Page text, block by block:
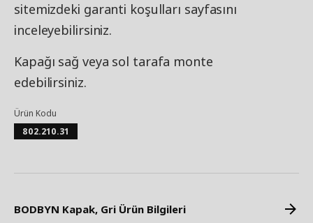
sitemizdeki garanti koşulları sayfasını
inceleyebilirsiniz.
Kapağı sağ veya sol tarafa monte
edebilirsiniz.
Ürün Kodu
802.210.31
BODBYN Kapak, Gri Ürün Bilgileri